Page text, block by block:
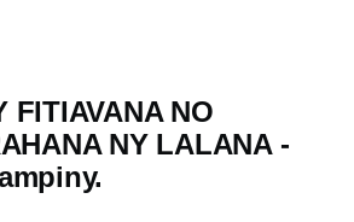
FITIAVANA NO
NY LALANA -